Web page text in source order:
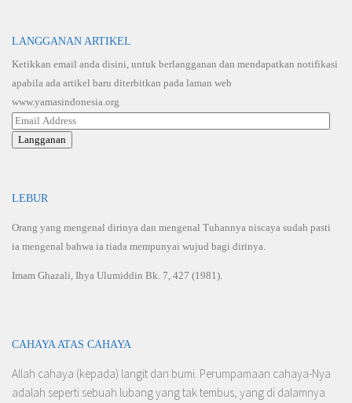
LANGGANAN ARTIKEL
Ketikkan email anda disini, untuk berlangganan dan mendapatkan notifikasi
apabila ada artikel baru diterbitkan pada laman web
www.yamasindonesia.org
Email
Address
Langganan
LEBUR
Orang yang mengenal dirinya dan mengenal Tuhannya niscaya sudah pasti
ia mengenal bahwa ia tiada mempunyai wujud bagi dirinya.
Imam Ghazali, Ihya Ulumiddin Bk. 7, 427 (1981).
CAHAYA ATAS CAHAYA
Allah cahaya (kepada) langit dan bumi. Perumpamaan cahaya-Nya
adalah seperti sebuah lubang yang tak tembus, yang di dalamnya